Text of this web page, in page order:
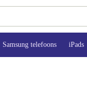
Samsung telefoons iPads